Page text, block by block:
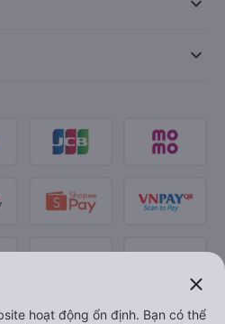
keyboard_arrow_down
close
hoạt động ổn định. Bạn có thể